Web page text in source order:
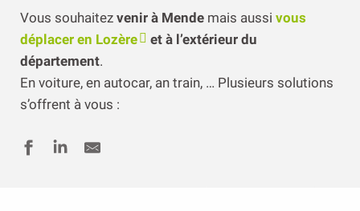
Vous souhaitez venir à Mende mais aussi vous
déplacer en Lozère
et à l’extérieur du
département.
En voiture, en autocar, an train, … Plusieurs solutions
s’offrent à vous :